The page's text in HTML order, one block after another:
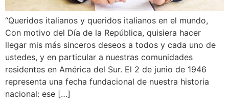
“Queridos italianos y queridos italianos en el mundo,
Con motivo del Día de la República, quisiera hacer
llegar mis más sinceros deseos a todos y cada uno de
ustedes, y en particular a nuestras comunidades
residentes en América del Sur. El 2 de junio de 1946
representa una fecha fundacional de nuestra historia
nacional: ese […]